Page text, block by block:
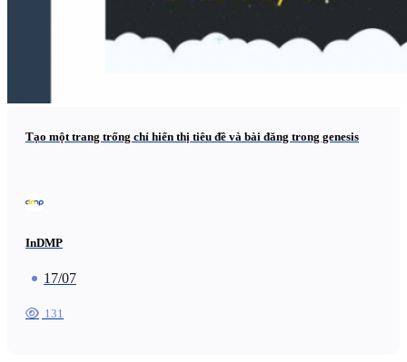
Tạo một trang trống chỉ hiển thị tiêu đề và bài đăng trong genesis
InDMP
17/07
131